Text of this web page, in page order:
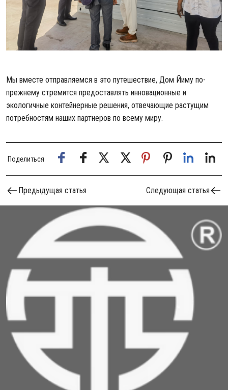
Мы вместе отправляемся в это путешествие, Дом Йиму по-
прежнему стремится предоставлять инновационные и
экологичные контейнерные решения, отвечающие растущим
потребностям наших партнеров по всему миру.
Поделиться
Предыдущая статья Следующая статья